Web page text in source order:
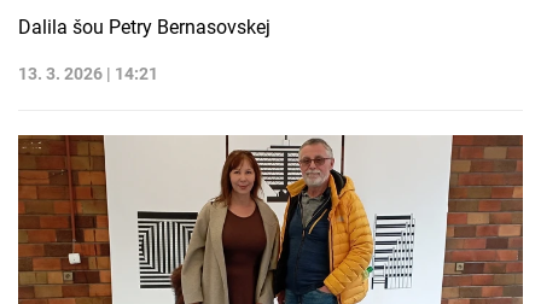
Dalila šou Petry Bernasovskej
13. 3. 2026 | 14:21